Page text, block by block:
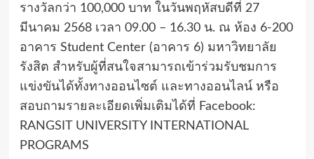
รางวัลกว่า 100,000 บาท ในวันพฤหัสบดีที่ 27
มีนาคม 2568 เวลา 09.00 – 16.30 น. ณ ห้อง 6-200
อาคาร Student Center (อาคาร 6) มหาวิทยาลัย
รังสิต สำหรับผู้ที่สนใจสามารถเข้าร่วมรับชมการ
แข่งขันได้ทั้งทางออนไซต์ และทางออนไลน์ หรือ
สอบถามรายละเอียดเพิ่มเติมได้ที่ Facebook:
RANGSIT UNIVERSITY INTERNATIONAL
PROGRAMS